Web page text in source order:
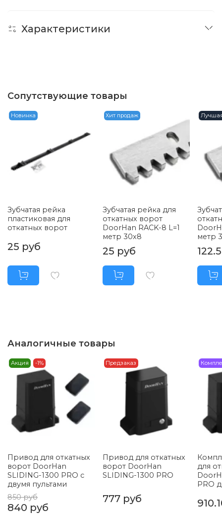
Характеристики
Сопутствующие товары
Новинка
Зубчатая рейка
пластиковая для
откатных ворот
25 руб
Хит продаж
Зубчатая рейка для
откатных ворот
DoorHan RACK-8 L=1
метр 30х8
25 руб
метр
Аналогичные товары
Акция -1%
Привод для откатных
ворот DoorHan
SLIDING-1300 PRO с
двумя пультами
850 руб
840 руб
Предзаказ
Привод для откатных
ворот DoorHan
SLIDING-1300 PRO
777 руб
для
PRO